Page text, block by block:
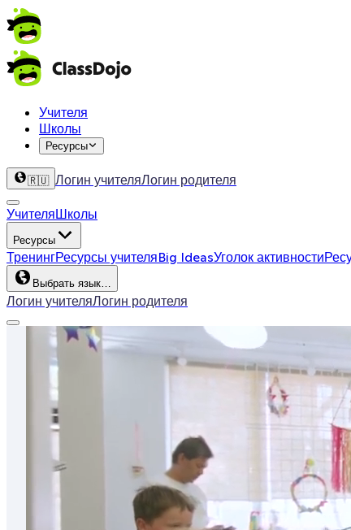
Учителя
Школы
Ресурсы
🇷🇺 Логин учителяЛогин родителя
УчителяШколы
Ресурсы
ТренингРесурсы учителяBig IdeasУголок активности
Выбрать язык…
Логин учителяЛогин родителя